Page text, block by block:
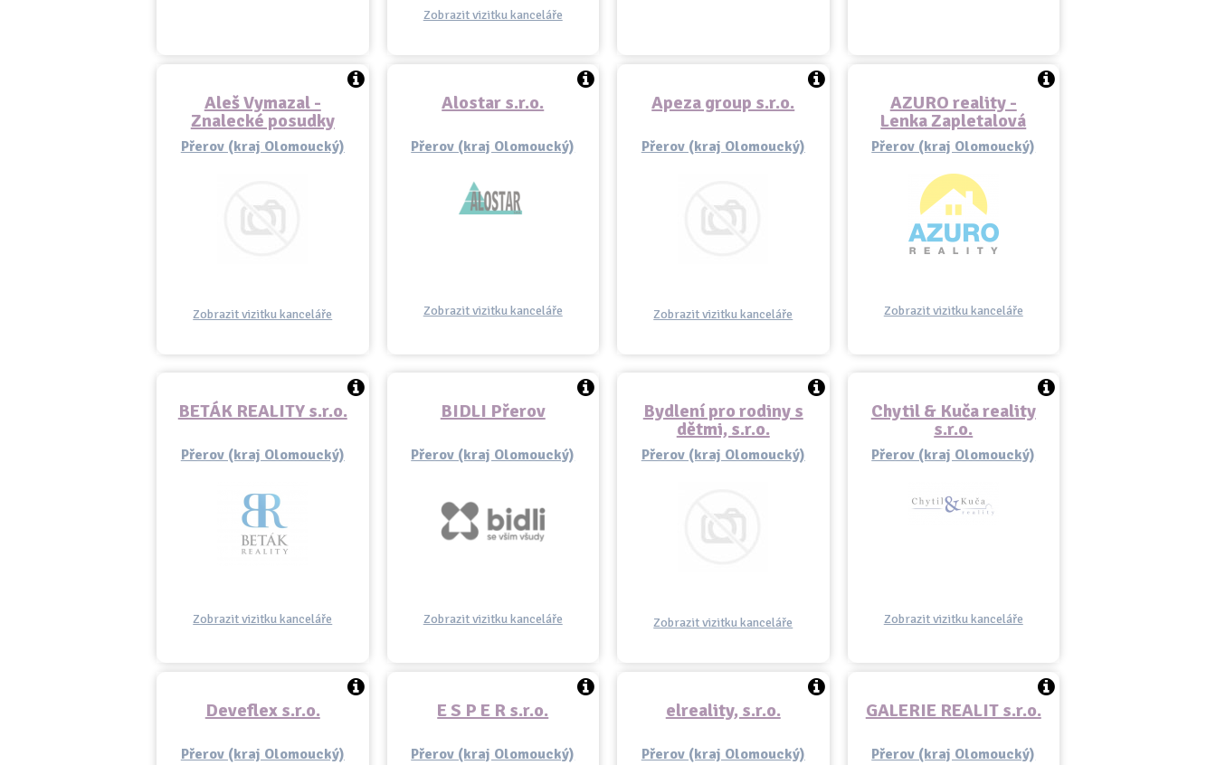
Zobrazit vizitku kanceláře
Aleš Vymazal -
Znalecké posudky
Přerov (kraj Olomoucký)
Zobrazit vizitku kanceláře
Alostar s.r.o.
Přerov (kraj Olomoucký)
Zobrazit vizitku kanceláře
Apeza group s.r.o.
Přerov (kraj Olomoucký)
Zobrazit vizitku kanceláře
AZURO reality -
Lenka Zapletalová
Přerov (kraj Olomoucký)
Zobrazit vizitku kanceláře
BETÁK REALITY s.r.o.
Přerov (kraj Olomoucký)
Zobrazit vizitku kanceláře
BIDLI Přerov
Přerov (kraj Olomoucký)
Zobrazit vizitku kanceláře
Bydlení pro rodiny s
dětmi, s.r.o.
Přerov (kraj Olomoucký)
Zobrazit vizitku kanceláře
Chytil & Kuča reality
s.r.o.
Přerov (kraj Olomoucký)
Zobrazit vizitku kanceláře
Deveflex s.r.o.
Přerov (kraj Olomoucký)
E S P E R s.r.o.
Přerov (kraj Olomoucký)
elreality, s.r.o.
Přerov (kraj Olomoucký)
GALERIE REALIT s.r.o.
Přerov (kraj Olomoucký)